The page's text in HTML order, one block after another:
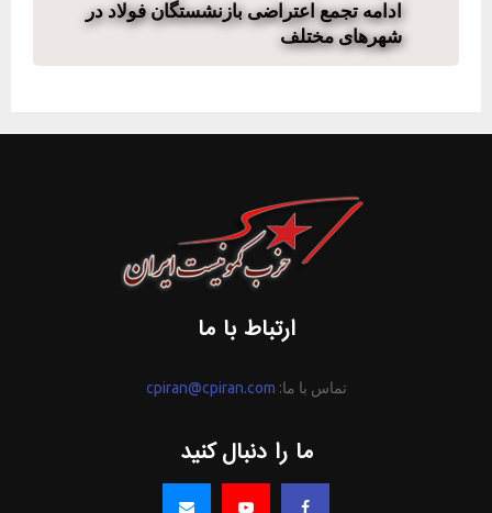
ادامه تجمع اعتراضی بازنشستگان فولاد در
شهرهای مختلف
ارتباط با ما
تماس با ما: cpiran@cpiran.com
ما را دنبال کنید